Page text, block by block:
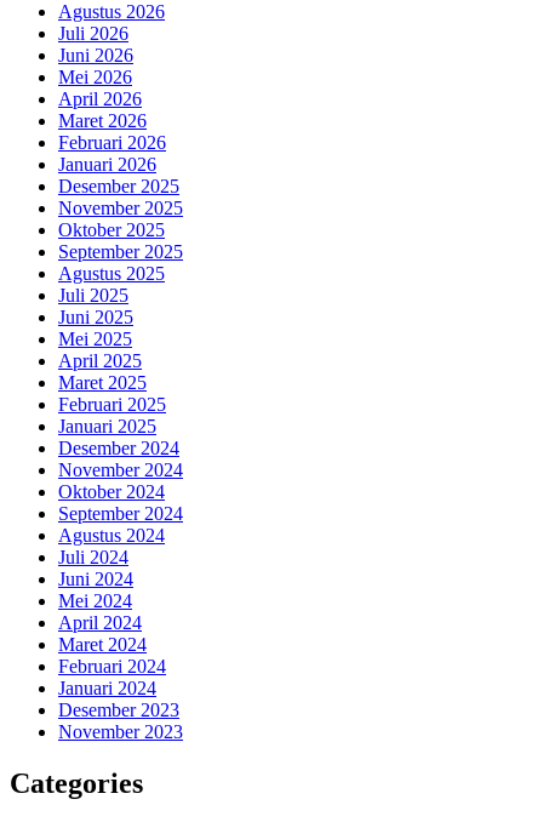
Agustus 2026
Juli 2026
Juni 2026
Mei 2026
April 2026
Maret 2026
Februari 2026
Januari 2026
Desember 2025
November 2025
Oktober 2025
September 2025
Agustus 2025
Juli 2025
Juni 2025
Mei 2025
April 2025
Maret 2025
Februari 2025
Januari 2025
Desember 2024
November 2024
Oktober 2024
September 2024
Agustus 2024
Juli 2024
Juni 2024
Mei 2024
April 2024
Maret 2024
Februari 2024
Januari 2024
Desember 2023
November 2023
Categories